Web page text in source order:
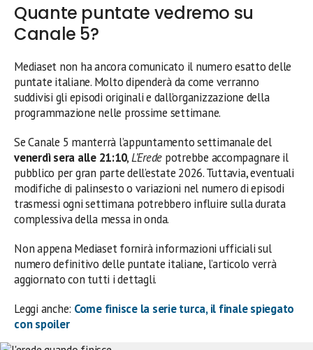
Quante puntate vedremo su
Canale 5?
Mediaset non ha ancora comunicato il numero esatto delle
puntate italiane. Molto dipenderà da come verranno
suddivisi gli episodi originali e dall’organizzazione della
programmazione nelle prossime settimane.
Se Canale 5 manterrà l’appuntamento settimanale del
venerdì sera alle 21:10,L’Erede potrebbe accompagnare il
pubblico per gran parte dell’estate 2026. Tuttavia, eventuali
modifiche di palinsesto o variazioni nel numero di episodi
trasmessi ogni settimana potrebbero influire sulla durata
complessiva della messa in onda.
Non appena Mediaset fornirà informazioni ufficiali sul
numero definitivo delle puntate italiane, l’articolo verrà
aggiornato con tutti i dettagli.
Leggi anche: Come finisce la serie turca, il finale spiegato
con spoiler